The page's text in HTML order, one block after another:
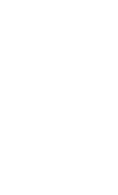
Šta se